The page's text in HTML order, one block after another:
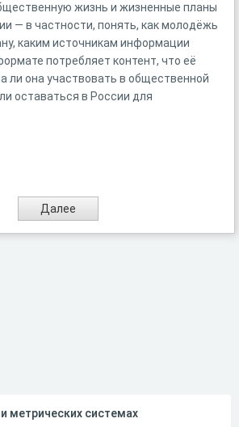
жизнь и жизненные планы
— в частности, понять, как молодёжь
каким источникам информации
потребляет контент, что её
ли она участвовать в общественной
оставаться в России для
метрических системах